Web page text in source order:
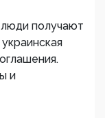
получают
и